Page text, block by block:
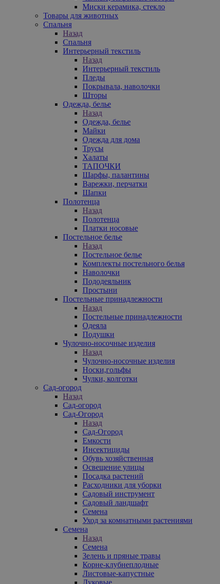
Миски керамика, стекло
Товары для животных
Спальня
Назад
Спальня
Интерьерный текстиль
Назад
Интерьерный текстиль
Пледы
Покрывала, наволочки
Шторы
Одежда, белье
Назад
Одежда, белье
Майки
Одежда для дома
Трусы
Халаты
ТАПОЧКИ
Шарфы, палантины
Варежки, перчатки
Шапки
Полотенца
Назад
Полотенца
Платки носовые
Постельное белье
Назад
Постельное белье
Комплекты постельного белья
Наволочки
Пододеяльник
Простыни
Постельные принадлежности
Назад
Постельные принадлежности
Одеяла
Подушки
Чулочно-носочные изделия
Назад
Чулочно-носочные изделия
Носки,гольфы
Чулки, колготки
Сад-огород
Назад
Сад-огород
Сад-Огород
Назад
Сад-Огород
Емкости
Инсектициды
Обувь хозяйственная
Освещение улицы
Посадка растений
Расходники для уборки
Садовый инструмент
Садовый ландшафт
Семена
Уход за комнатными растениями
Семена
Назад
Семена
Зелень и пряные травы
Корне-клубнеплодные
Листовые-капустные
Луковые